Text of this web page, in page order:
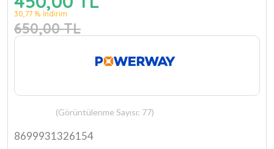
30,77 % İndirim
650,00 TL
(Görüntülenme Sayısı: 77)
8699931326154